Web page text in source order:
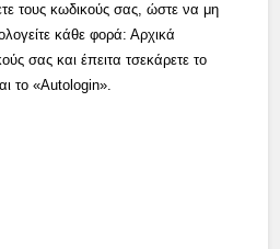
τους κωδικούς σας, ώστε να μη
κάθε φορά: Αρχικά
σας και έπειτα τσεκάρετε το
το «Autologin».